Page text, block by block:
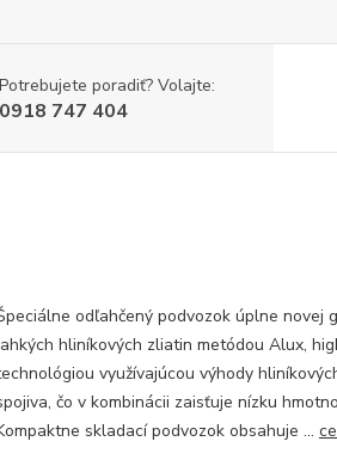
Potrebujete poradiť? Volajte:
0918 747 404
odľahčený podvozok úplne novej
hliníkových zliatin metódou Alux,
využívajúcou výhody
čo v kombinácii zaisťuje nízku
skladací podvozok obsahuje ...